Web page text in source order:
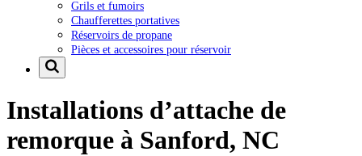
Grils et fumoirs
Chaufferettes portatives
Réservoirs de propane
Pièces et accessoires pour réservoir
Installations d’attache de
remorque à Sanford, NC